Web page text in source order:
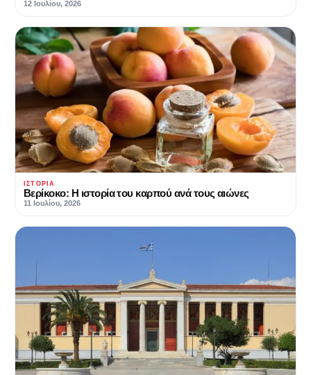
12 Ιουλίου, 2026
ΙΣΤΟΡΊΑ
Βερίκοκο: Η ιστορία του καρπού ανά τους αιώνες
11 Ιουλίου, 2026